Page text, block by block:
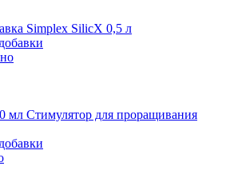
Simplex SilicX 0,5 л
мл Стимулятор для проращивания